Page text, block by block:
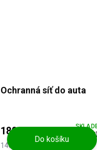
Ochranná síť do auta
148,76 Kč bez DPH
180 Kč
(3
Do košíku